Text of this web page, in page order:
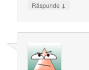
Răspunde ↓